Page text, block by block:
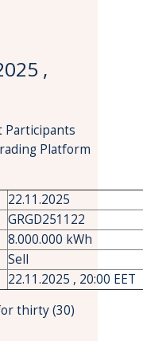
,
Participants
Platform
22.11.2025
GRGD251122
8.000.000 kWh
Sell
22.11.2025 , 20:00 EET
thirty (30)